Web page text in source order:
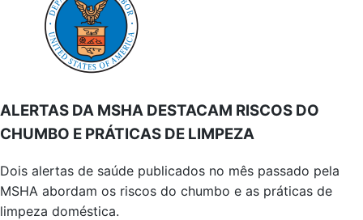
ALERTAS DA MSHA DESTACAM RISCOS DO
CHUMBO E PRÁTICAS DE LIMPEZA
Dois alertas de saúde publicados no mês passado pela
MSHA abordam os riscos do chumbo e as práticas de
limpeza doméstica.